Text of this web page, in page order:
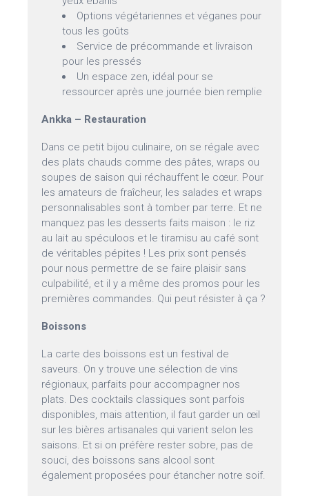
Options végétariennes et véganes pour
tous les goûts
Service de précommande et livraison
pour les pressés
Un espace zen, idéal pour se
ressourcer après une journée bien remplie
Ankka – Restauration
Dans ce petit bijou culinaire, on se régale avec
des plats chauds comme des pâtes, wraps ou
soupes de saison qui réchauffent le cœur. Pour
les amateurs de fraîcheur, les salades et wraps
personnalisables sont à tomber par terre. Et ne
manquez pas les desserts faits maison : le riz
au lait au spéculoos et le tiramisu au café sont
de véritables pépites ! Les prix sont pensés
pour nous permettre de se faire plaisir sans
culpabilité, et il y a même des promos pour les
premières commandes. Qui peut résister à ça ?
Boissons
La carte des boissons est un festival de
saveurs. On y trouve une sélection de vins
régionaux, parfaits pour accompagner nos
plats. Des cocktails classiques sont parfois
disponibles, mais attention, il faut garder un œil
sur les bières artisanales qui varient selon les
saisons. Et si on préfère rester sobre, pas de
souci, des boissons sans alcool sont
également proposées pour étancher notre soif.